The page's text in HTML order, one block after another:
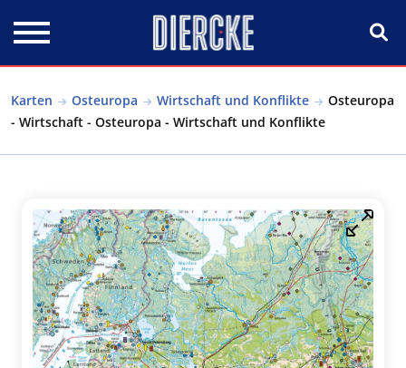
Karten Osteuropa Wirtschaft und Konflikte
Osteuropa
- Wirtschaft - Osteuropa - Wirtschaft und Konflikte